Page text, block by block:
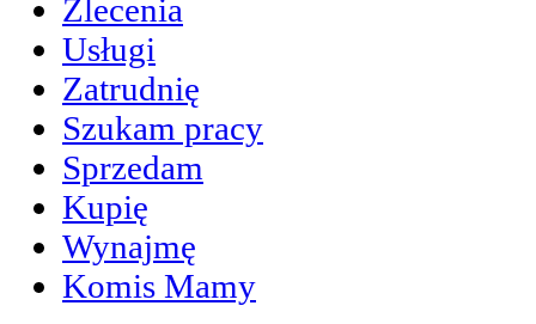
Zlecenia
Usługi
Zatrudnię
Szukam pracy
Sprzedam
Kupię
Wynajmę
Komis Mamy